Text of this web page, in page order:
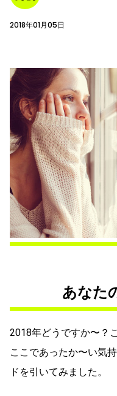
2018年01月05日
あなた
2018年どうですか〜？
ここであったか〜い気
ドを引いてみました。